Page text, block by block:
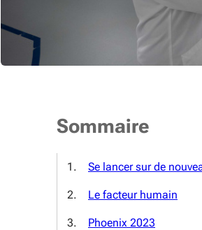
Sommaire
Se lancer sur de
Le facteur humain
Phoenix 2023